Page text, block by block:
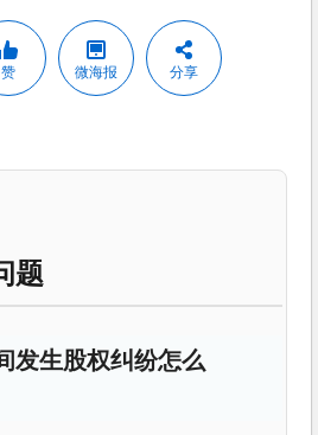
赞 微海报 分享
题
发生股权纠纷怎么